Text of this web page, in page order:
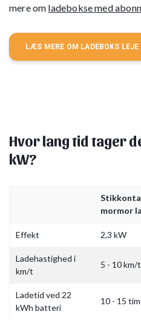
mere om ladebokse med
LÆS MERE OM LADEBOKS LEJE
Hvor lang tid tager
kW?
mormor
Effekt 2,3 kW
Ladehastighed i
km/t
5 - 10 km/t
Ladetid ved 22
kWh batteri
10 - 15